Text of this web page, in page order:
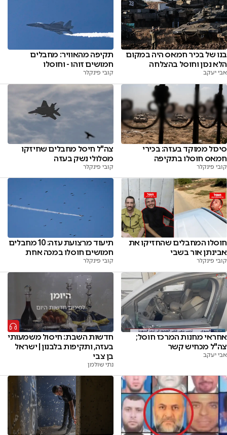
בנו של בכיר חמאס היה במקום
הלא נכון וחוסל בהצלחה
אבי יעקב
תקיפה מהאוויר: מחבלים
חמושים זוהו - וחוסלו
קובי פינקלר
סיכול ממוקד בעזה: בכירי
חמאס חוסלו בתקיפה
קובי פינקלר
צה"ל חיסל מחבלים שחיזקו
מסלולי נשק בעזה
קובי פינקלר
חוסלו המחבלים שהחזיקו את
אבינתן אור בשבי
קובי פינקלר
תיעוד מרצועת עזה: 10 מחבלים
חמושים חוסלו במכה אחת
קובי פינקלר
אחראי מחנות המרכז חוסל;
צה"ל מכחיש קשר
אבי יעקב
חדשות השבת: חיסול משמעותי
בעזה, ותקיפות בלבנון | ישראל
בן צבי
נתי שולמן